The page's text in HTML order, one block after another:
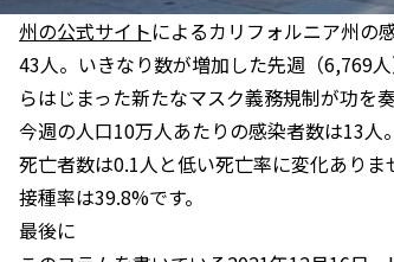
州の公式サイトによるカリフォルニア州の
43人。いきなり数が増加した先週（6,769
らはじまった新たなマスク義務規制が功を
今週の人口10万人あたりの感染者数は13
死亡者数は0.1人と低い死亡率に変化あり
接種率は39.8%です。
最後に